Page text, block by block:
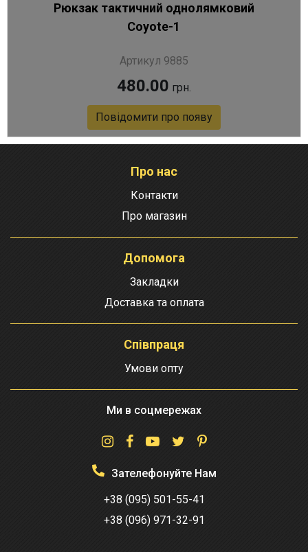
Рюкзак тактичний однолямковий
Coyote-1
Артикул 9885
480.00 грн.
Повідомити про появу
Про нас
Контакти
Про магазин
Допомога
Закладки
Доставка та оплата
Співпраця
Умови опту
Ми в соцмережах
Зателефонуйте Нам
+38 (095) 501-55-41
+38 (096) 971-32-91